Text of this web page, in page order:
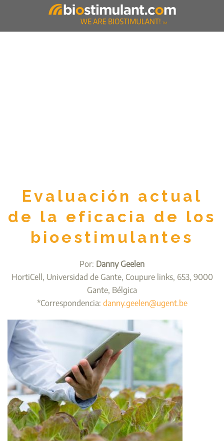
Evaluación actual
de la eficacia de los
bioestimulantes
Por: Danny Geelen
HortiCell, Universidad de Gante, Coupure links, 653, 9000
Gante, Bélgica
*Correspondencia: danny.geelen@ugent.be